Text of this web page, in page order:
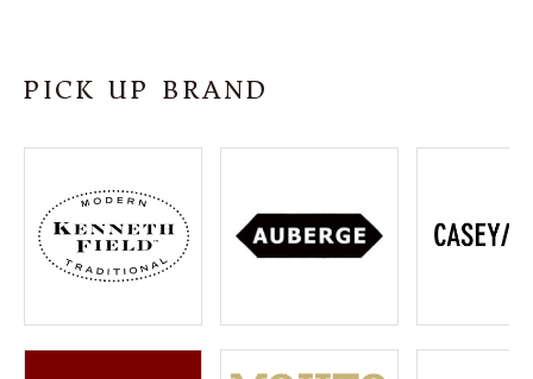
INFORMATION
ご利用ガイド
プライバシーポリシー
特定商取引法について
お問い合わせ
OFFICIAL WEB SITE
PICK UP BRAND